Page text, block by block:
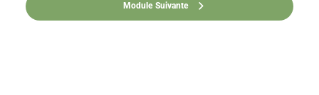
Module Suivante